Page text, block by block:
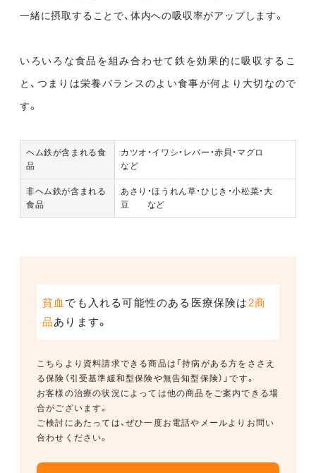
一緒に摂取することで、体内への吸収率がアップします。
いろいろな食品を組み合わせて鉄を効果的に吸収するこ
と、つまりは栄養バランスのよい食事が何より大切なので
す。
ヘム鉄が含まれる食
品
カツオ・イワシ・レバー・赤貝・マグロ
など
非ヘム鉄が含まれる
食品
あさり・ほうれん草・ひじき・小松菜・大
豆 など
貧血 でも入れる可能性のある医療保険は 2商
品あります。
こちらより資料請求できる商品は「持病がある方をささえ
る保険（引受基準緩和型保険や無告知型保険）」です。
お客様の治療の状況によっては他の商品をご案内できる場
合がございます。
ご検討にあたっては、ぜひ一度お電話やメールよりお問い
合わせください。